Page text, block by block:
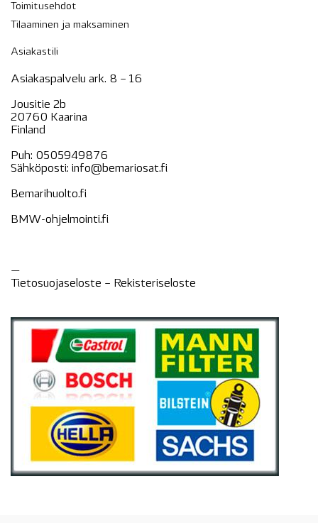
Toimitusehdot
Tilaaminen ja maksaminen
Asiakastili
Asiakaspalvelu ark. 8 – 16
Jousitie 2b
20760 Kaarina
Finland
Puh: 0505949876
Sähköposti: info@bemariosat.fi
Bemarihuolto.fi
BMW-ohjelmointi.fi
—
Tietosuojaseloste – Rekisteriseloste